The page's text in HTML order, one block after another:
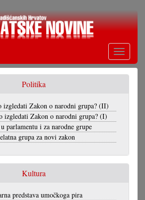
Toggle
Politika
izgledati Zakon o narodni grupa? (II)
izgledati Zakon o narodni grupa? (I)
parlamentu i za narodne grupe
grupa za novi zakon
Kultura
predstava umočkoga pira